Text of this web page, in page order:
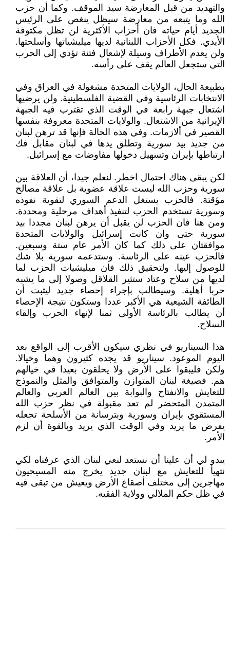
والتهديد من قبل المعارضة سيد الموقف. وكما أن حزب
الله وما يتبعه من معارضة سيظل ينغص على الرئيس
الجديد أيام حياته فان أحزاب الأكثرية لن تظل مكتوفة
الأيدي. فكل الأحزاب اللبنانية لديها ميليشياتها وأسلحتها.
ولن يعدم الأطراف وسيلة لإشعال فتنة تؤدي إلى الحرب
التي ستجعل العالم يقف على رأسه.
بطبيعة الحال، الولايات المتحدة مشغولة في العراق وفي
الانتخابات الرئاسية وفي القضية الفلسطينية. ولن يرضيها
اشتعال جبهة رابعة في الوقت الذي تقترب فيه الجبهة
الإيرانية من الاشتعال. والولايات المتحدة معروفة بنفسها
القصير في ألازمات. وفي هذه الحالة فإنها قد ترهن لبنان
من جديد بيد سورية وتطلق يدها في لبنان مقابل فك
ارتباطها بإيران وتسهيل دخولها مفاوضات مع إسرائيل.
لكن يبقى هناك احتمال اخطر. لنعلم جيدا، أن العلاقة بين
سورية وحزب الله ليست علاقة عضوية بل علاقة مصالح
مؤقتة. فالحزب يستغل الدعم السوري لتقوية نفوذه
وسورية تستخدم الحزب لتنفيذ أهداف مرحلية ومحددة.
ومن هنا فان الحزب لن يقبل أن يرهن لبنان مجددا بيد
سورية حتى وان كانت إسرائيل والولايات المتحدة
موافقتان على ذلك كما كان الأمر عام ستة وسبعين.
فالحزب عينه على الرئاسة. وستدعمه سورية بلا شك
للوصول إليها. ولتحقيق ذلك فان ميليشيات الحزب لما
لديها من سلاح وعتاد ستثير القلاقل وصولا إلى ما يشبه
حربا أهلية. وسيطالب بإجراء إحصاء جديد ليثبت أن
الطائفة الشيعية هي الأكبر عددا وستكون نتيجة الإحصاء
أن يطالب بالرئاسة الأولى ثمنا لإنهاء الحرب وإلقاء
السلاح.
هذا السيناريو في نظري سيكون الأقرب إلى الواقع بعد
اليوم الموعود. سيناريو قد يجده كثيرون وهما وخيالا.
ولكن فليبقوا على الأرض ولا يحلقون بعيدا في خيالهم
هم. فصيغة لبنان المتوازن والمتوافق والمثل والنموذج
للتعايش والانفتاح والبوابة بين العالم العربي والعالم
المتمدن المتحضر لم تعد مقبولة في نظر حزب الله
المستقوي بإيران وسورية وبترسانة من الأسلحة تجعله
يفرض ما يريد وفي الوقت الذي يريد وبالقوة أن لزم
الأمر.
يبدو لي أن علينا أن نستعد لنعي لبنان الذي عرفناه لكي
نتهيأ للتعايش مع لبنان جديد يخرج منه المسيحيون
مهاجرين إلى مختلف أصقاع الأرض ويعيش من تبقى فيه
في ظل حكم الملالي وولاية الفقيه.